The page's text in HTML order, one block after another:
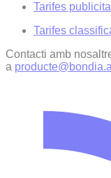
Tarifes
Tarifes
Contacti amb
a